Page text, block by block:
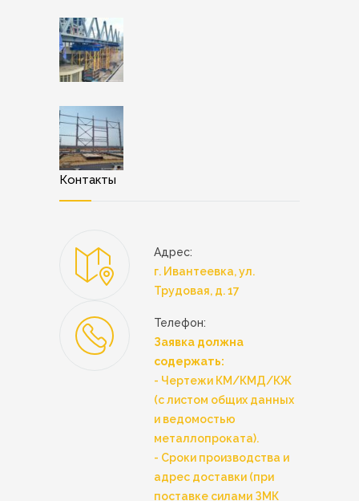
Контакты
Адрес:
г. Ивантеевка, ул.
Трудовая, д. 17
Телефон:
Заявка должна
содержать:
- Чертежи КМ/КМД/КЖ
(с листом общих данных
и ведомостью
металлопроката).
- Сроки производства и
адрес доставки (при
поставке силами ЗМК